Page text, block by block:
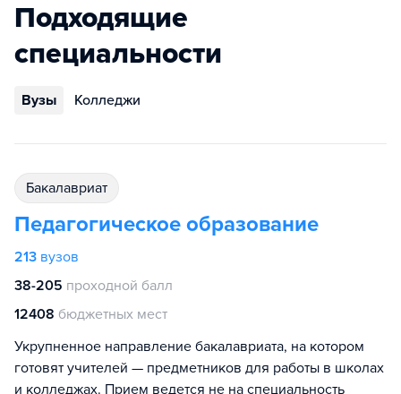
Подходящие
специальности
Вузы Колледжи
бакалавриат
Педагогическое образование
213 вузов
38-205 проходной балл
12408 бюджетных мест
Укрупненное направление бакалавриата, на котором
готовят учителей — предметников для работы в школах
и колледжах. Прием ведется не на специальность